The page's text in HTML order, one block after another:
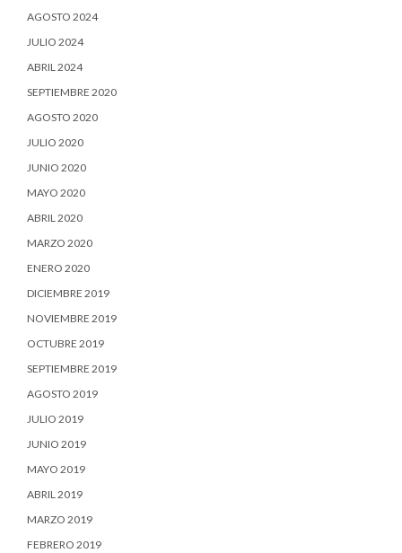
AGOSTO 2024
JULIO 2024
ABRIL 2024
SEPTIEMBRE 2020
AGOSTO 2020
JULIO 2020
JUNIO 2020
MAYO 2020
ABRIL 2020
MARZO 2020
ENERO 2020
DICIEMBRE 2019
NOVIEMBRE 2019
OCTUBRE 2019
SEPTIEMBRE 2019
AGOSTO 2019
JULIO 2019
JUNIO 2019
MAYO 2019
ABRIL 2019
MARZO 2019
FEBRERO 2019